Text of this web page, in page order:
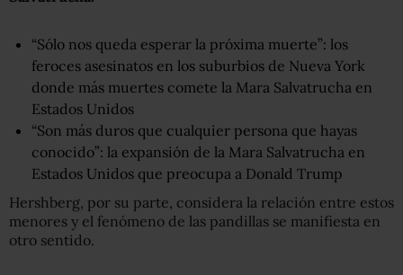
“Sólo nos queda esperar la próxima muerte”: los
feroces asesinatos en los suburbios de Nueva York
donde más muertes comete la Mara Salvatrucha en
Estados Unidos
“Son más duros que cualquier persona que hayas
conocido”: la expansión de la Mara Salvatrucha en
Estados Unidos que preocupa a Donald Trump
Hershberg, por su parte, considera la relación entre estos
menores y el fenómeno de las pandillas se manifiesta en
otro sentido.